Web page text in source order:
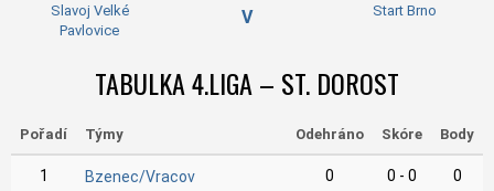
Slavoj Velké
Pavlovice
V Start Brno
TABULKA 4.LIGA – ST. DOROST
Pořadí Týmy Odehráno Skóre Body
1 Bzenec/Vracov 0 0 - 0 0